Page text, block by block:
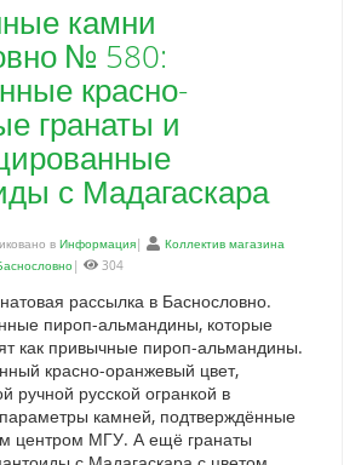
камни
№ 580:
красно-
гранаты и
с Мадагаскара
в Информация|
Коллектив магазина
| 304
рассылка в Баснословно.
пироп-альмандины, которые
как привычные пироп-альмандины.
красно-оранжевый цвет,
ручной русской огранкой в
камней, подтверждённые
центром МГУ. А ещё гранаты